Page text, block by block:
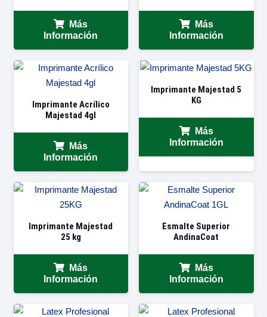
Más
Información
Más
Información
Imprimante Acrílico
Majestad 4gl
Más
Información
Imprimante Majestad 5
KG
Más
Información
Imprimante Majestad
25 kg
Más
Información
Esmalte Superior
AndinaCoat
Más
Información